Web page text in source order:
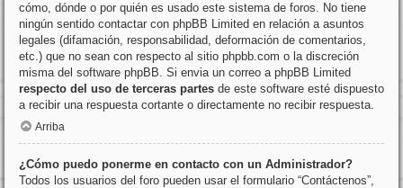
cómo, dónde o por quién es usado este sistema de foros. No tiene
ningún sentido contactar con phpBB Limited en relación a asuntos
legales (difamación, responsabilidad, deformación de comentarios,
etc.) que no sean con respecto al sitio phpbb.com o la discreción
misma del software phpBB. Si envia un correo a phpBB Limited
respecto del uso de terceras partes de este software esté dispuesto
a recibir una respuesta cortante o directamente no recibir respuesta.
Arriba
¿Cómo puedo ponerme en contacto con un Administrador?
Todos los usuarios del foro pueden usar el formulario “Contáctenos”,